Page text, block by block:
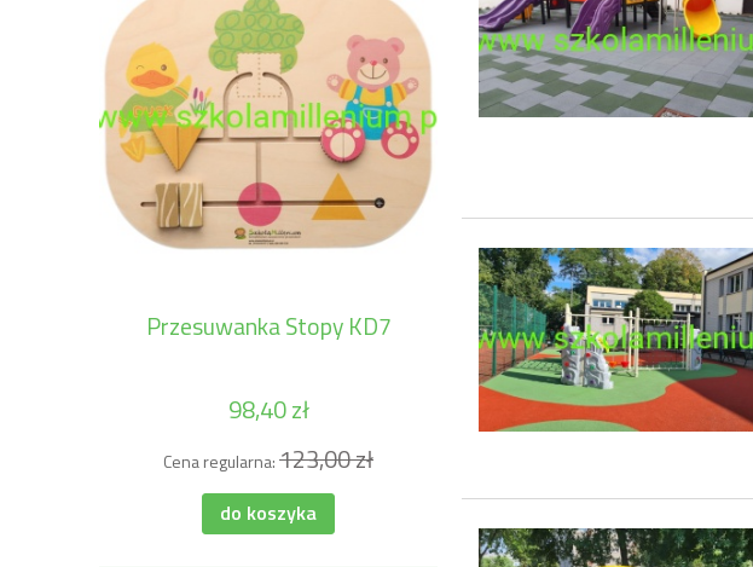
Przesuwanka Stopy KD7
98,40 zł
Cena regularna:123,00 zł
do koszyka
Przesuwanka Parasole KD11
98,40 zł